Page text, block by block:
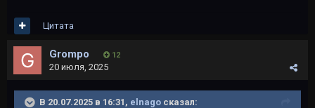
Цитата
Grompo 12
20 июля, 2025
В 20.07.2025 в 16:31, elnago сказал: